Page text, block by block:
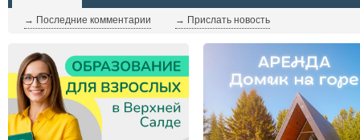
→ Последние комментарии → Прислать новость